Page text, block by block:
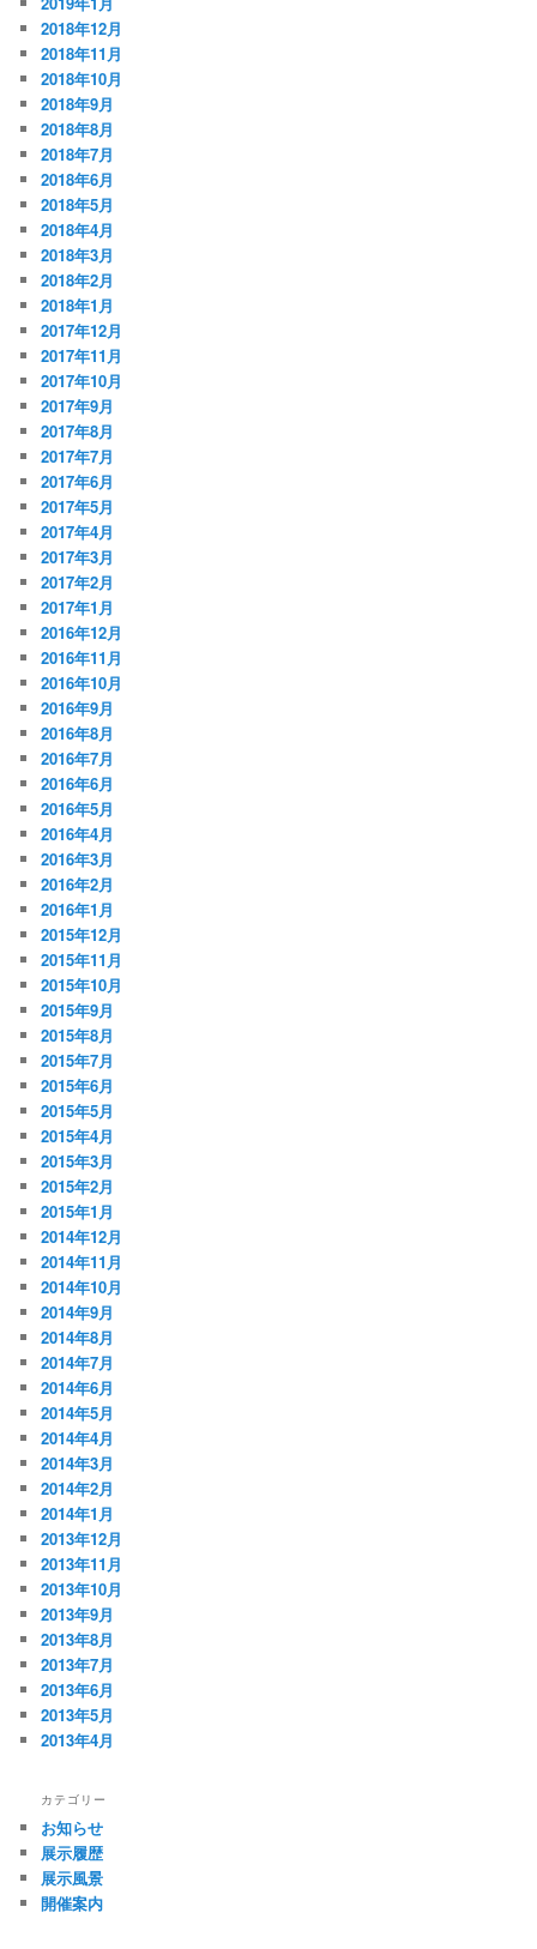
2018年12月
2018年11月
2018年10月
2018年9月
2018年8月
2018年7月
2018年6月
2018年5月
2018年4月
2018年3月
2018年2月
2018年1月
2017年12月
2017年11月
2017年10月
2017年9月
2017年8月
2017年7月
2017年6月
2017年5月
2017年4月
2017年3月
2017年2月
2017年1月
2016年12月
2016年11月
2016年10月
2016年9月
2016年8月
2016年7月
2016年6月
2016年5月
2016年4月
2016年3月
2016年2月
2016年1月
2015年12月
2015年11月
2015年10月
2015年9月
2015年8月
2015年7月
2015年6月
2015年5月
2015年4月
2015年3月
2015年2月
2015年1月
2014年12月
2014年11月
2014年10月
2014年9月
2014年8月
2014年7月
2014年6月
2014年5月
2014年4月
2014年3月
2014年2月
2014年1月
2013年12月
2013年11月
2013年10月
2013年9月
2013年8月
2013年7月
2013年6月
2013年5月
2013年4月
カテゴリー
お知らせ
展示履歴
展示風景
開催案内